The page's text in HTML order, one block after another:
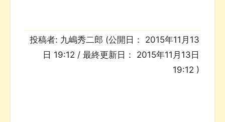
投稿者: 九嶋秀二郎 (公開日： 2015年11月13
日 19:12 / 最終更新日： 2015年11月13日
19:12 )